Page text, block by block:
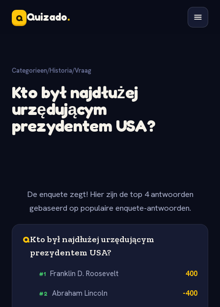
Q Quizado.
Categorieen/Historia/Vraag
Kto był najdłużej
urzędującym
prezydentem USA?
De enquete zegt! Hier zijn de top 4 antwoorden
gebaseerd op populaire enquete-antwoorden.
QKto był najdłużej urzędującym
prezydentem USA?
#1 Franklin D. Roosevelt 400
#2 Abraham Lincoln -400